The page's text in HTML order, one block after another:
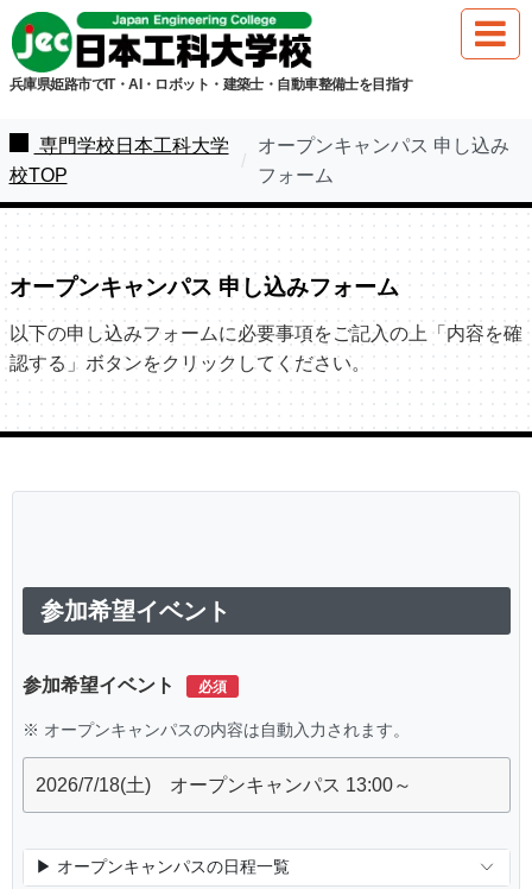
兵庫県姫路市でIT・AI・ロボット・建築士・自動車整備士を目指す
専門学校日本工科大学
校TOP
オープンキャンパス 申し込み
フォーム
オープンキャンパス 申し込みフォーム
以下の申し込みフォームに必要事項をご記入の上「内容を確
認する」ボタンをクリックしてください。
参加希望イベント
参加希望イベント
※ オープンキャンパスの内容は自動入力されます。
▶ オープンキャンパスの日程一覧